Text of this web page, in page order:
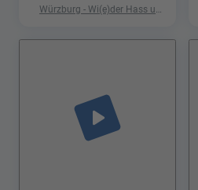
Würzburg - Wi(e)der Hass und
play_arrow